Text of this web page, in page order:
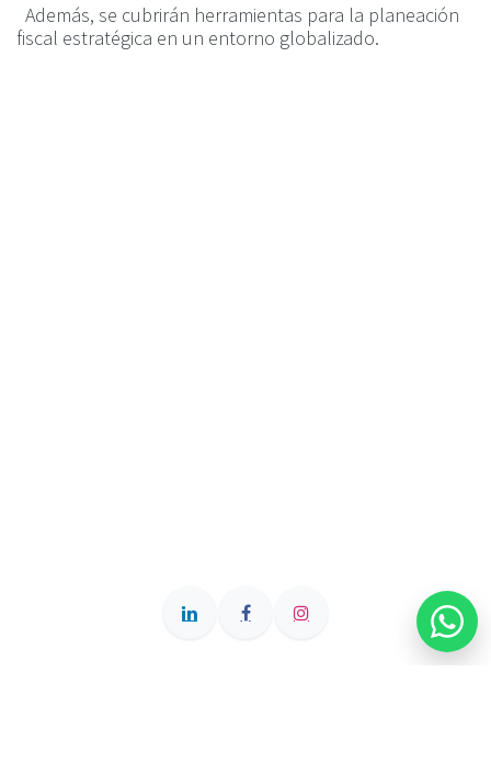
Además, se cubrirán herramientas para la planeación
fiscal estratégica en un entorno globalizado.